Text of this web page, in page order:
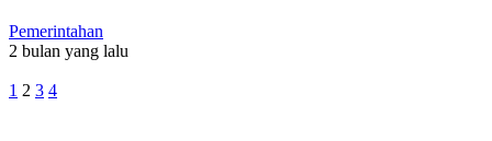
Pemerintahan
2 bulan yang lalu
1 2 3 4